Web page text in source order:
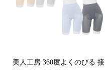
美人工房 360度よくのびる 接